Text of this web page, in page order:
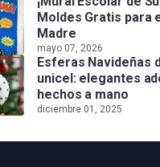
Moldes Gratis para
Madre
mayo 07, 2026
Esferas Navideñas
unicel: elegantes
hechos a mano
diciembre 01, 2025